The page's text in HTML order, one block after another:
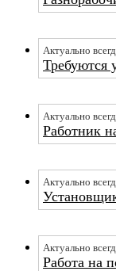
Актуально
Требуются
Актуально
Работник
Актуально
Актуально
Работа на